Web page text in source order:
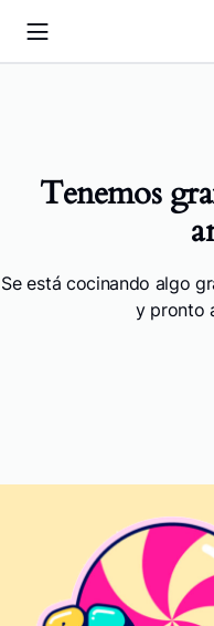
Tenemos
Se está cocinando algo
y pronto